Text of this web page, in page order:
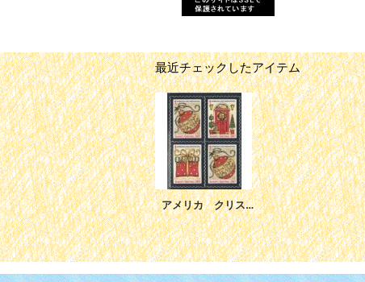
最近チェックしたアイテム
アメリカ クリスマスシール 2007年